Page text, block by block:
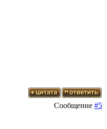
Сообщение #5